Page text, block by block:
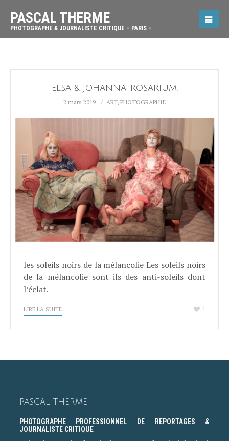
PASCAL THERME
PHOTOGRAPHE & JOURNALISTE CRITIQUE – PARIS –
ELSA & JOHANNA, ROSARIUM.
2 mars 2019 ART, PHOTOGRAPHIE
les soleils noirs de la mélancolie Les soleils noirs
de la mélancolie sont ils des anti-soleils dont
l’éclat.
LIRE LA SUITE 1
PASCAL THERME
PHOTOGRAPHE PROFESSIONNEL DE REPORTAGES &
JOURNALISTE CRITIQUE